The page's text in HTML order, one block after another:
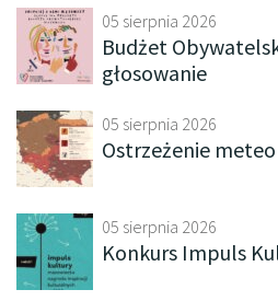
05 sierpnia 2026
Budżet
głosowanie
05 sierpnia 2026
Ostrzeżenie
05 sierpnia 2026
Konkurs Impuls